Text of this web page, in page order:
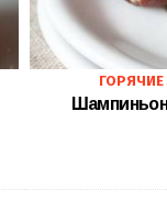
ГОРЯЧИЕ